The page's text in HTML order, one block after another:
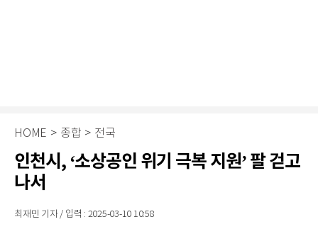
HOME > 종합 > 전국
인천시, ‘소상공인 위기 극복 지원’ 팔 걷고
나서
최재민 기자 / 입력 : 2025-03-10 10:58